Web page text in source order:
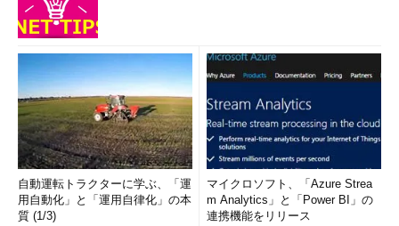
本連載は今回で一区切りとなりますが、ここでお伝えした情報
らかの形で情報をお伝えできることを楽しみにしています。
自動運転トラクターに学ぶ、「運
用自動化」と「運用自律化」の本
質 (1/3)
マイクロソフト、「Azure Strea
m Analytics」と「Power BI」の
連携機能をリリース